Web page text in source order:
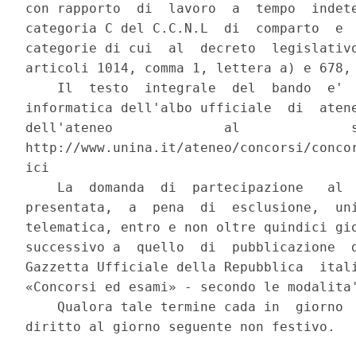
con rapporto  di  lavoro  a  tempo
categoria C del C.C.N.L  di  comparto
categorie di cui  al  decreto
articoli 1014, comma 1, lettera a) e 678,
Il  testo  integrale  del  bando  e'
informatica dell'albo ufficiale  di
dell'ateneo              al
http://www.unina.it/ateneo/concorsi/
ici
La  domanda  di  partecipazione   al
presentata,  a  pena  di  esclusione,
telematica, entro e non oltre quindici
successivo a  quello  di  pubblicazione
Gazzetta Ufficiale della Repubblica
«Concorsi ed esami» - secondo le
Qualora tale termine cada in  giorno
diritto al giorno seguente non festivo.